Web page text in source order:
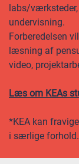
labs/
undervisning.
Forberedelsen
læsning af
video,
Læs om KEAs
*KEA kan
i særlige forhold.